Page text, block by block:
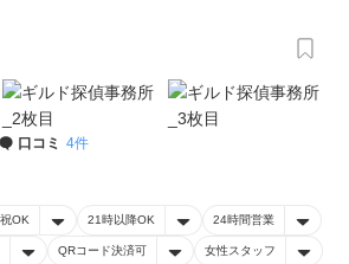
口コミ 4件
OK 21時以降OK 24時間営業
QRコード決済可 女性スタッフ